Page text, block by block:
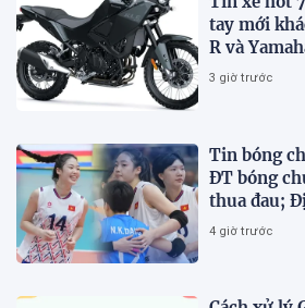
tay mới
R và
giá hấp dẫn
3 giờ trước
Tin bóng
ĐT bóng
thua đau;
V.Cup 2026
4 giờ trước